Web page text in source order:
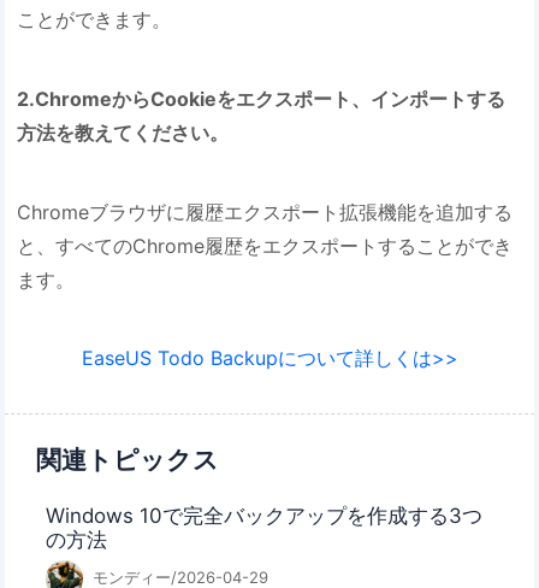
ことができます。
2.ChromeからCookieをエクスポート、インポートする
方法を教えてください。
Chromeブラウザに履歴エクスポート拡張機能を追加する
と、すべてのChrome履歴をエクスポートすることができ
ます。
EaseUS Todo Backupについて詳しくは>>
関連トピックス
Windows 10で完全バックアップを作成する3つ
の方法
モンディー/2026-04-29